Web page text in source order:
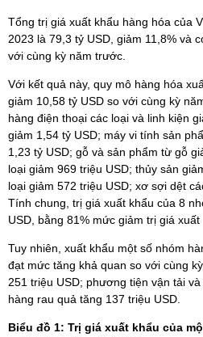
Tổng trị giá xuất khẩu hàng hóa của
2023 là 79,3 tỷ USD, giảm 11,8% và
với cùng kỳ năm trước.
Với kết quả này, quy mô hàng hóa
giảm 10,58 tỷ USD so với cùng kỳ
hàng điện thoại các loại và linh kiện
giảm 1,54 tỷ USD; máy vi tính sản
1,23 tỷ USD; gỗ và sản phẩm từ gỗ
loại giảm 969 triệu USD; thủy sản
loại giảm 572 triệu USD; xơ sợi dệt
Tính chung, trị giá xuất khẩu của 8
USD, bằng 81% mức giảm trị giá
Tuy nhiên, xuất khẩu một số nhóm
đạt mức tăng khả quan so với cùng
251 triệu USD; phương tiện vận tải
hàng rau quả tăng 137 triệu USD.
Biểu đồ 1: Trị giá xuất khẩu của